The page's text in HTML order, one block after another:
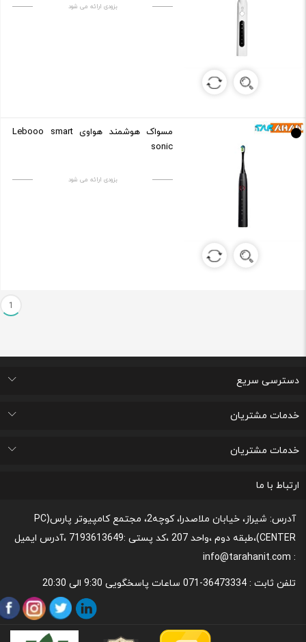
بزودی ارائه می شود
مسواک هوشمند هواوی Lebooo smart
sonic
بزودی ارائه می شود
1
دسترسی سریع
تماس با ما
درباره ما
پرسشهای متداول
اتاق خبر
خدمات مشتریان
قوانین و مقررات مربوط به رعایت حریم شخصی
پیگیری خرید و مدت زمان تحویل
لیست علاقه مندی های من
پشتیبانی و ثبت شکایات مصرف کنندگان
خدمات مشتریان
رونداسترداد وجه
روند مرجوعي كالا و نحوه فسخ خدمات
قوانین و مقررات،نحوه ی پرداخت و شیوه ی ارسال
نحوه پشتیبانی و خدمات پس از فروش
ارتباط با ما
آدرس: شیراز، خیابان ملاصدرا، کوچه2، مجتمع کامپیوتر پارس(PC
CENTER)،طبقه دوم ،واحد 207 ،کد پستی :7193613649 ،آدرس ایمیل
: info@tarahanit.com
تلفن ثابت : 36473334-071 ساعات پاسخگویی 9:30 الی 20:30